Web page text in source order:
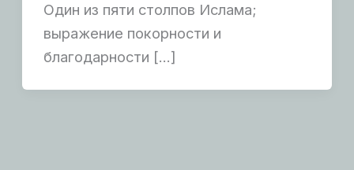
Один из пяти столпов Ислама;
выражение покорности и
благодарности […]